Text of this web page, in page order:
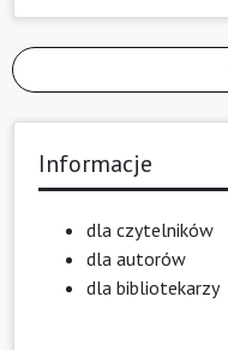
Informacje
dla czytelników
dla autorów
dla bibliotekarzy